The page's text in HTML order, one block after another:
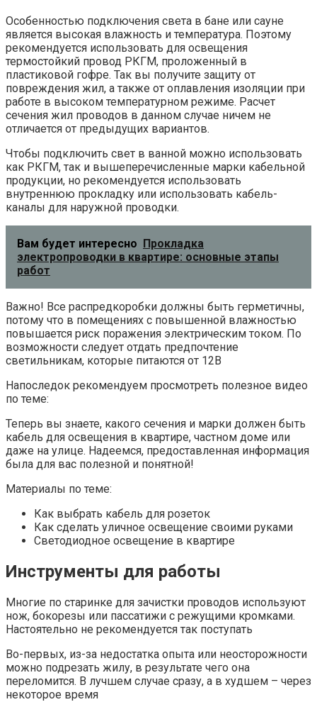
Особенностью подключения света в бане или сауне
является высокая влажность и температура. Поэтому
рекомендуется использовать для освещения
термостойкий провод РКГМ, проложенный в
пластиковой гофре. Так вы получите защиту от
повреждения жил, а также от оплавления изоляции при
работе в высоком температурном режиме. Расчет
сечения жил проводов в данном случае ничем не
отличается от предыдущих вариантов.
Чтобы подключить свет в ванной можно использовать
как РКГМ, так и вышеперечисленные марки кабельной
продукции, но рекомендуется использовать
внутреннюю прокладку или использовать кабель-
каналы для наружной проводки.
Вам будет интересно Прокладка
электропроводки в квартире: основные этапы
работ
Важно! Все распредкоробки должны быть герметичны,
потому что в помещениях с повышенной влажностью
повышается риск поражения электрическим током. По
возможности следует отдать предпочтение
светильникам, которые питаются от 12В
Напоследок рекомендуем просмотреть полезное видео
по теме:
Теперь вы знаете, какого сечения и марки должен быть
кабель для освещения в квартире, частном доме или
даже на улице. Надеемся, предоставленная информация
была для вас полезной и понятной!
Материалы по теме:
Как выбрать кабель для розеток
Как сделать уличное освещение своими руками
Светодиодное освещение в квартире
Инструменты для работы
Многие по старинке для зачистки проводов используют
нож, бокорезы или пассатижи с режущими кромками.
Настоятельно не рекомендуется так поступать
Во-первых, из-за недостатка опыта или неосторожности
можно подрезать жилу, в результате чего она
переломится. В лучшем случае сразу, а в худшем – через
некоторое время